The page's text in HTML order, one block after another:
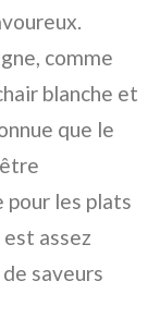
comme
blanche et
que le
les plats
assez
saveurs